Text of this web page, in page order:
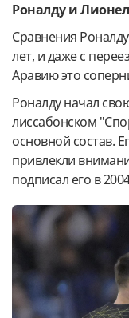
Роналду и
Сравнения
лет, и даже с
Аравию это
Роналду начал
лиссабонском
основной состав.
привлекли
подписал его в